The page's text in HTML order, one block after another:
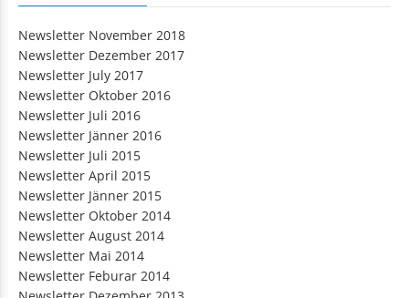
Newsletter November 2018
Newsletter Dezember 2017
Newsletter July 2017
Newsletter Oktober 2016
Newsletter Juli 2016
Newsletter Jänner 2016
Newsletter Juli 2015
Newsletter April 2015
Newsletter Jänner 2015
Newsletter Oktober 2014
Newsletter August 2014
Newsletter Mai 2014
Newsletter Feburar 2014